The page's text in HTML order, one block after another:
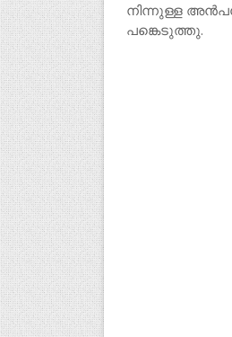
നിന്നുള്ള
പങ്കെടുത്തു.